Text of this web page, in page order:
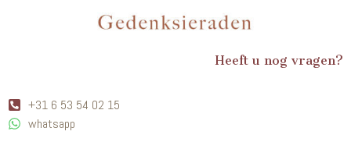
Heeft u nog vragen?
+31 6 53 54 02 15
whatsapp